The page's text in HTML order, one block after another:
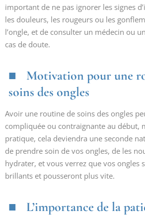
important de ne pas ignorer les signes
les douleurs, les rougeurs ou les
l’ongle, et de consulter un médecin ou
cas de doute.
Motivation pour une
soins des ongles
Avoir une routine de soins des ongles
compliquée ou contraignante au début,
pratique, cela deviendra une seconde
de prendre soin de vos ongles, de les
hydrater, et vous verrez que vos ongles
brillants et pousseront plus vite.
L’importance de la